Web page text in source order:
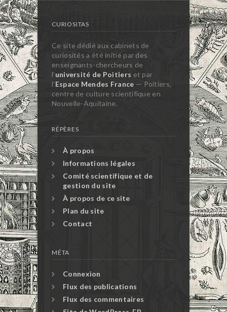
CURIOSITAS
Ce site dédié aux cabinets de
curiosités a été initié par des
enseignants-chercheurs de
l’université de Poitiers et par
l’Espace Mendes France — Poitiers,
centre de culture scientifique en
Nouvelle-Aquitaine.
RÉPÈRES
À propos
Informations légales
Comité scientifique et de
gestion du site
À propos de ce site
Plan du site
Contact
MÉTA
Connexion
Flux des publications
Flux des commentaires